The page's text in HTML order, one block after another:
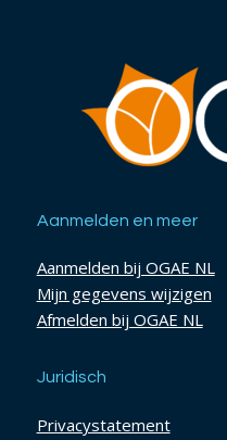
Aanmelden en meer
Aanmelden bij OGAE NL
Mijn gegevens wijzigen
Afmelden bij OGAE NL
Juridisch
Privacystatement